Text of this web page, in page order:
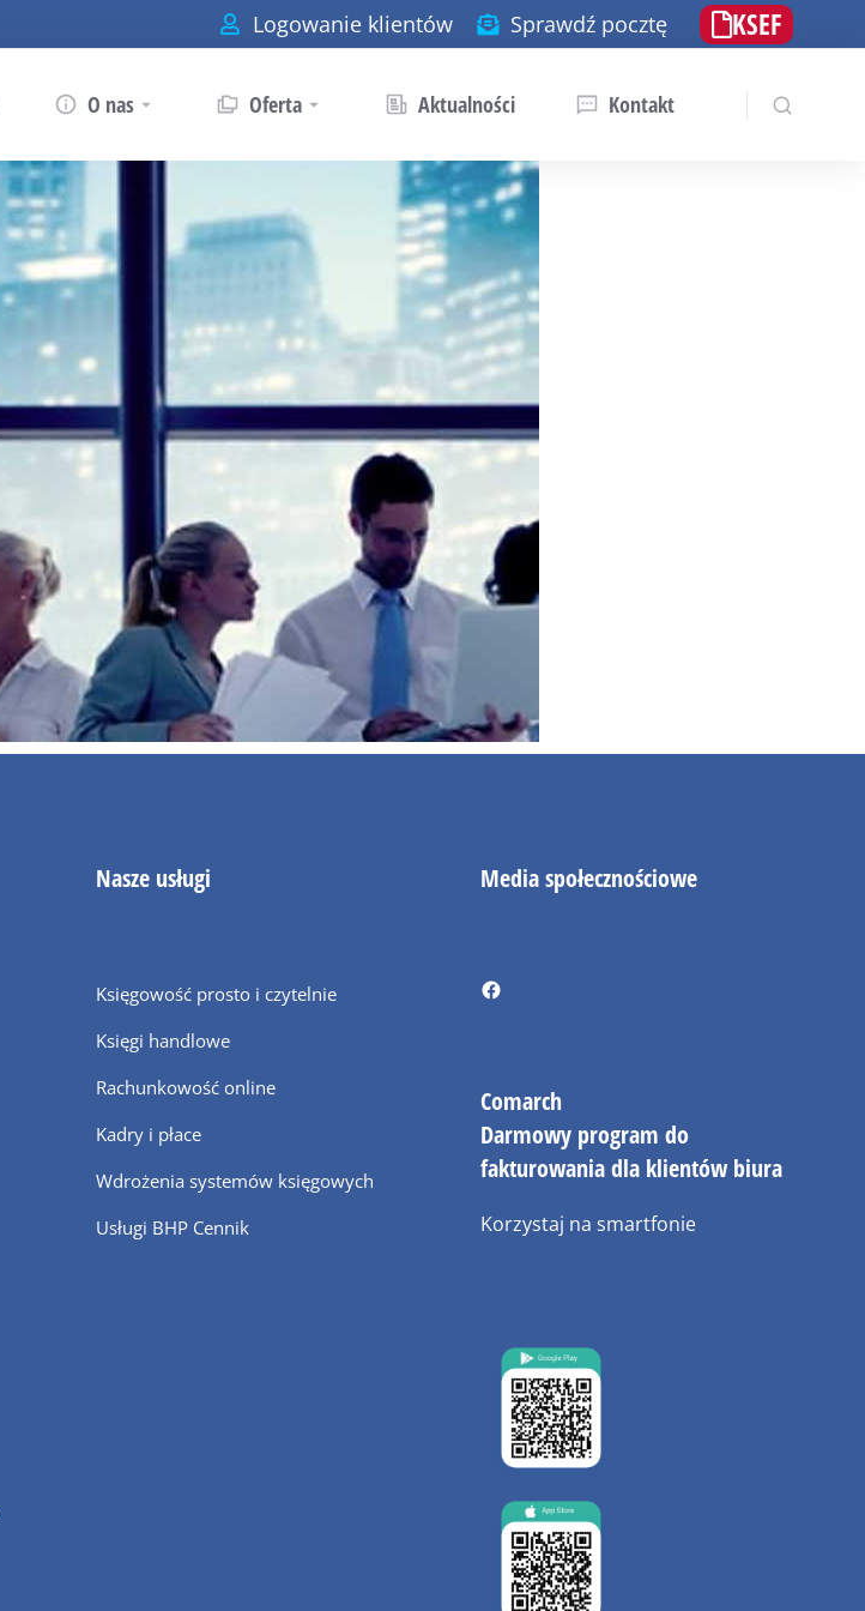
Logowanie klientów Sprawdź pocztę KSEF
O nas Oferta Aktualności Kontakt
Nasze usługi
Księgowość prosto i czytelnie
Księgi handlowe
Rachunkowość online
Kadry i płace
Wdrożenia systemów księgowych
Usługi BHP Cennik
Media społecznościowe
Comarch
Darmowy program do
fakturowania dla klientów biura
Korzystaj na smartfonie